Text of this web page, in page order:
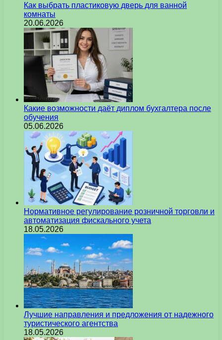
Как выбрать пластиковую дверь для ванной
комнаты
20.06.2026
Какие возможности даёт диплом бухгалтера после
обучения
05.06.2026
Нормативное регулирование розничной торговли и
автоматизация фискального учета
18.05.2026
Лучшие направления и предложения от надежного
туристического агентства
18.05.2026